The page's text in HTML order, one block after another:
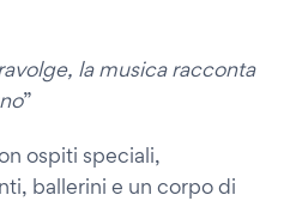
la musica racconta
”
ospiti speciali,
ballerini e un corpo di